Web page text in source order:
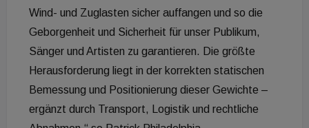
Wind- und Zuglasten sicher auffangen und so die
Geborgenheit und Sicherheit für unser Publikum,
Sänger und Artisten zu garantieren. Die größte
Herausforderung liegt in der korrekten statischen
Bemessung und Positionierung dieser Gewichte –
ergänzt durch Transport, Logistik und rechtliche